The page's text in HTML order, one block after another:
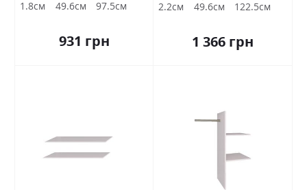
1.8см 49.6см 97.5см
931 грн
2.2см 49.6см 122.5см
1 366 грн